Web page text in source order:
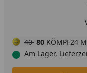
40 80 KÖMPF24
Am Lager,